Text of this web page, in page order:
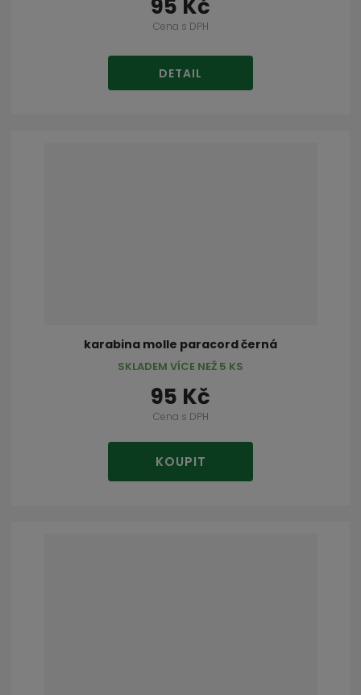
95 Kč
Cena s DPH
DETAIL
karabina molle paracord černá
95 Kč
Cena s DPH
KOUPIT
SKLADEM VÍCE NEŽ 5 KS